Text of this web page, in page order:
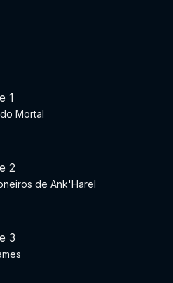
1
Mortal
2
de Ank'Harel
3